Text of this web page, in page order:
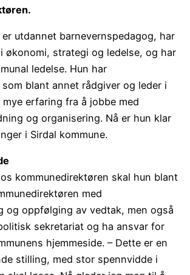
utdannet barnevernspedagog, har
økonomi, strategi og ledelse, og har
ledelse. Hun har
blant annet rådgiver og leder i
erfaring fra å jobbe med
og organisering. Nå er hun klar
i Sirdal kommune.
kommunedirektøren skal hun blant
med
og oppfølging av vedtak, men også
sekretariat og ha ansvar for
hjemmeside. – Dette er en
stilling, med stor spennvidde i